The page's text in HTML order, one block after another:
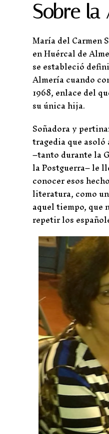
Sobre la
María del Carmen
en Huércal de
se estableció
Almería cuando
1968, enlace del
su única hija.
Soñadora y
tragedia que
–tanto durante la
la Postguerra– le
conocer esos
literatura, como
aquel tiempo, que
repetir los